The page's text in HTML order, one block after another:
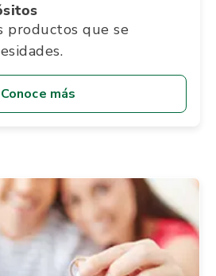
productos que se
Conoce más